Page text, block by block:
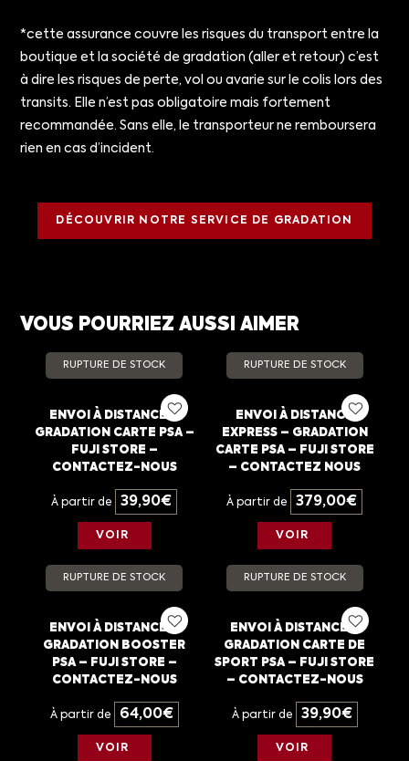
*cette assurance couvre les risques du transport entre la
boutique et la société de gradation (aller et retour) c’est
à dire les risques de perte, vol ou avarie sur le colis lors des
transits. Elle n’est pas obligatoire mais fortement
recommandée. Sans elle, le transporteur ne remboursera
rien en cas d’incident.
DÉCOUVRIR NOTRE SERVICE DE GRADATION
VOUS POURRIEZ AUSSI AIMER
RUPTURE DE STOCK
ENVOI À DISTANCE –
GRADATION CARTE PSA –
FUJI STORE –
CONTACTEZ-NOUS
À partir de 39,90€
VOIR
RUPTURE DE STOCK
ENVOI À DISTANCE
EXPRESS – GRADATION
CARTE PSA – FUJI STORE
– CONTACTEZ NOUS
À partir de 379,00€
VOIR
RUPTURE DE STOCK
ENVOI À DISTANCE –
GRADATION BOOSTER
PSA – FUJI STORE –
CONTACTEZ-NOUS
À partir de 64,00€
VOIR
RUPTURE DE STOCK
ENVOI À DISTANCE –
GRADATION CARTE DE
SPORT PSA – FUJI STORE
– CONTACTEZ-NOUS
À partir de 39,90€
VOIR